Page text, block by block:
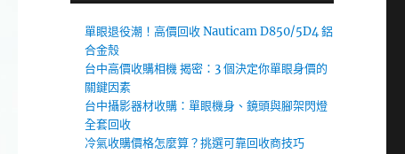
單眼退役潮！高價回收 Nauticam D850/5D4 鋁
合金殼
台中高價收購相機 揭密：3 個決定你單眼身價的
關鍵因素
台中攝影器材收購：單眼機身、鏡頭與腳架閃燈
全套回收
冷氣收購價格怎麼算？挑選可靠回收商技巧